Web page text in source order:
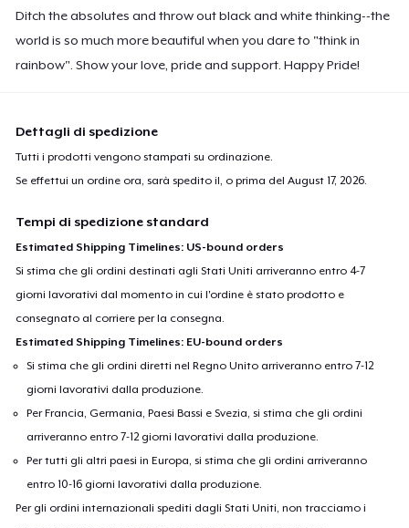
Ditch the absolutes and throw out black and white thinking--the
world is so much more beautiful when you dare to "think in
rainbow". Show your love, pride and support. Happy Pride!
Dettagli di spedizione
Tutti i prodotti vengono stampati su ordinazione.
Se effettui un ordine ora, sarà spedito il, o prima delAugust 17, 2026.
Tempi di spedizione standard
Estimated Shipping Timelines: US-bound orders
Si stima che gli ordini destinati agli Stati Uniti arriveranno entro 4-7
giorni lavorativi dal momento in cui l'ordine è stato prodotto e
consegnato al corriere per la consegna.
Estimated Shipping Timelines: EU-bound orders
Si stima che gli ordini diretti nel Regno Unito arriveranno entro 7-12
giorni lavorativi dalla produzione.
Per Francia, Germania, Paesi Bassi e Svezia, si stima che gli ordini
arriveranno entro 7-12 giorni lavorativi dalla produzione.
Per tutti gli altri paesi in Europa, si stima che gli ordini arriveranno
entro 10-16 giorni lavorativi dalla produzione.
Per gli ordini internazionali spediti dagli Stati Uniti, non tracciamo i